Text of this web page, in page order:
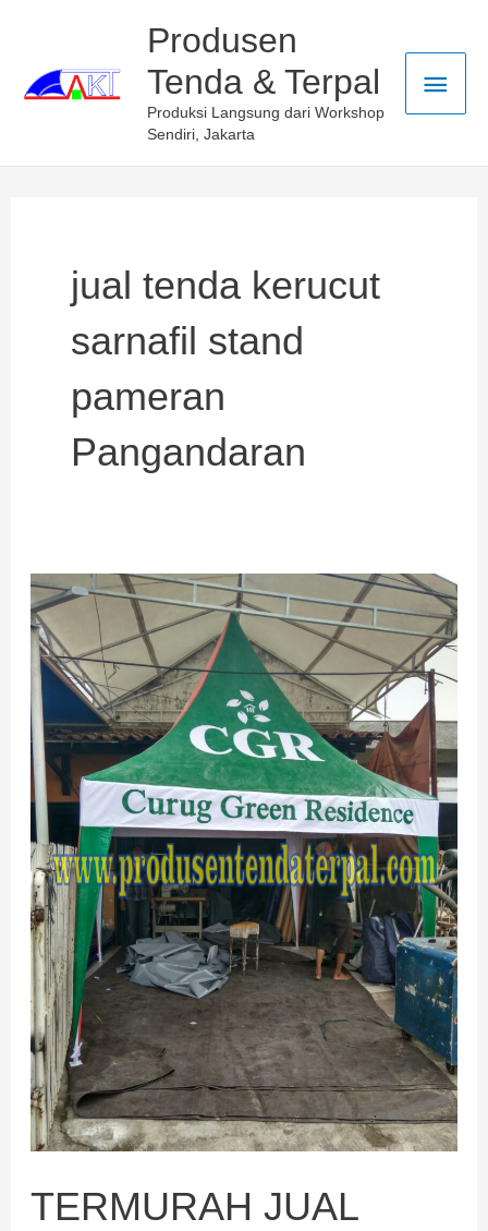
content
Produsen
Tenda & Terpal
Produksi Langsung dari Workshop
Sendiri, Jakarta
jual tenda kerucut
sarnafil stand
pameran
Pangandaran
TERMURAH JUAL
TERMURAH
JUAL
TENDA
KERUCUT